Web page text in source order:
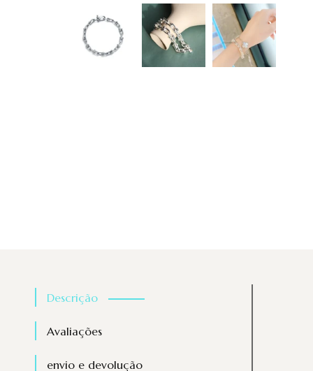
Descrição
Avaliações
envio e devolução